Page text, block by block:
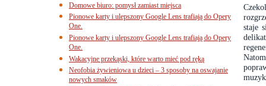
staje
Domowe biuro: pomysł zamiast miejsca
Pionowe karty i ulepszony Google Lens trafiają do Opery
One.
Pionowe karty i ulepszony Google Lens trafiają do Opery
One.
Wakacyjne przekąski, które warto mieć pod ręką
Neofobia żywieniowa u dzieci – 3 sposoby na oswajanie
nowych smaków